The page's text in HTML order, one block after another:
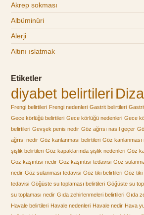
Akrep sokması
Albüminüri
Alerji
Altını ıslatmak
Etiketler
diyabet belirtileri
Frengi belirtileri Frengi nedenleri Gastrit belirtileri
Gece körlüğü belirtileri Gece körlüğü nedenleri Gece
belirtileri Gevşek penis nedir Göz ağrısı nasıl geçer
ağrısı nedir Göz kanlanması belirtileri Göz kanlanması
şişlik belirtileri Göz kapaklarında şişlik nedenleri Göz
Göz kaşıntısı nedir Göz kaşıntısı tedavisi Göz
nedir Göz sulanması tedavisi Göz tiki belirtileri Göz tiki
tedavisi Göğüste su toplaması belirtileri Göğüste su
su toplaması nedir Gıda zehirlenmeleri belirtileri Gıda
Havale belirtileri Havale nedenleri Havale nedir Hava